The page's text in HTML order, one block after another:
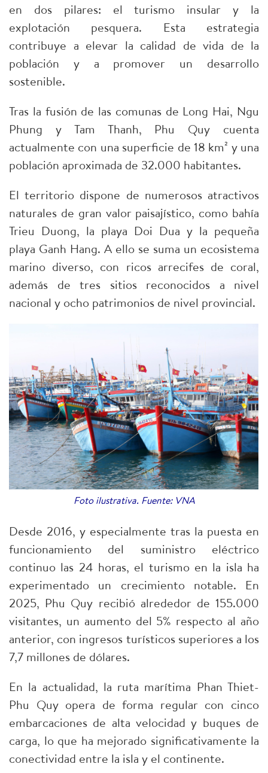
en dos pilares: el turismo insular y la
explotación pesquera. Esta estrategia
contribuye a elevar la calidad de vida de la
población y a promover un desarrollo
sostenible.
Tras la fusión de las comunas de Long Hai, Ngu
Phung y Tam Thanh, Phu Quy cuenta
actualmente con una superficie de 18 km² y una
población aproximada de 32.000 habitantes.​
El territorio dispone de numerosos atractivos
naturales de gran valor paisajístico, como bahía
Trieu Duong, la playa Doi Dua y la pequeña
playa Ganh Hang. A ello se suma un ecosistema
marino diverso, con ricos arrecifes de coral,
además de tres sitios reconocidos a nivel
nacional y ocho patrimonios de nivel provincial.​
Foto ilustrativa. Fuente: VNA
Desde 2016, y especialmente tras la puesta en
funcionamiento del suministro eléctrico
continuo las 24 horas, el turismo en la isla ha
experimentado un crecimiento notable. En
2025, Phu Quy recibió alrededor de 155.000
visitantes, un aumento del 5% respecto al año
anterior, con ingresos turísticos superiores a los
7,7 millones de dólares.​
En la actualidad, la ruta marítima Phan Thiet-
Phu Quy opera de forma regular con cinco
embarcaciones de alta velocidad y buques de
carga, lo que ha mejorado significativamente la
conectividad entre la isla y el continente.​